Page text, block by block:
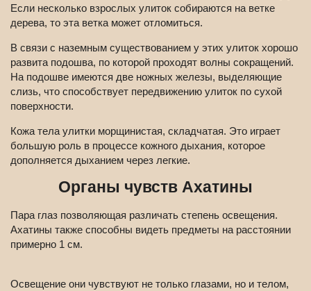
Если несколько взрослых улиток собираются на ветке
дерева, то эта ветка может отломиться.
В связи с наземным существованием у этих улиток хорошо
развита подошва, по которой проходят волны сокращений.
На подошве имеются две ножных железы, выделяющие
слизь, что способствует передвижению улиток по сухой
поверхности.
Кожа тела улитки морщинистая, складчатая. Это играет
большую роль в процессе кожного дыхания, которое
дополняется дыханием через легкие.
Органы чувств Ахатины
Пара глаз позволяющая различать степень освещения.
Ахатины также способны видеть предметы на расстоянии
примерно 1 см.
Освещение они чувствуют не только глазами, но и телом,